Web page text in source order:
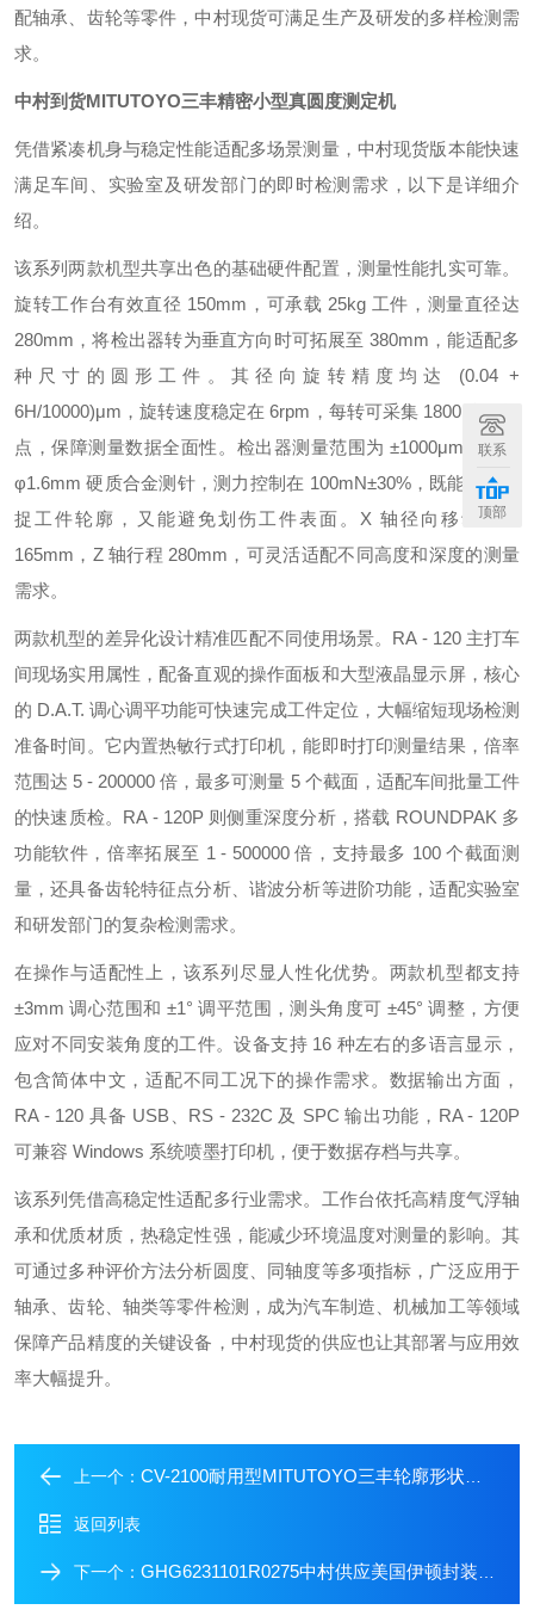
配轴承、齿轮等零件，中村现货可满足生产及研发的多样检测需
求。
中村到货MITUTOYO三丰精密小型真圆度测定机
凭借紧凑机身与稳定性能适配多场景测量，中村现货版本能快速
满足车间、实验室及研发部门的即时检测需求，以下是详细介
绍。
该系列两款机型共享出色的基础硬件配置，测量性能扎实可靠。
旋转工作台有效直径 150mm，可承载 25kg 工件，测量直径达
280mm，将检出器转为垂直方向时可拓展至 380mm，能适配多
种尺寸的圆形工件。其径向旋转精度均达 (0.04 +
6H/10000)μm，旋转速度稳定在 6rpm，每转可采集 1800 个数据
点，保障测量数据全面性。检出器测量范围为 ±1000μm，搭配
φ1.6mm 硬质合金测针，测力控制在 100mN±30%，既能精准捕
捉工件轮廓，又能避免划伤工件表面。X 轴径向移动量达
165mm，Z 轴行程 280mm，可灵活适配不同高度和深度的测量
需求。
两款机型的差异化设计精准匹配不同使用场景。RA - 120 主打车
间现场实用属性，配备直观的操作面板和大型液晶显示屏，核心
的 D.A.T. 调心调平功能可快速完成工件定位，大幅缩短现场检测
准备时间。它内置热敏行式打印机，能即时打印测量结果，倍率
范围达 5 - 200000 倍，最多可测量 5 个截面，适配车间批量工件
的快速质检。RA - 120P 则侧重深度分析，搭载 ROUNDPAK 多
功能软件，倍率拓展至 1 - 500000 倍，支持最多 100 个截面测
量，还具备齿轮特征点分析、谐波分析等进阶功能，适配实验室
和研发部门的复杂检测需求。
在操作与适配性上，该系列尽显人性化优势。两款机型都支持
±3mm 调心范围和 ±1° 调平范围，测头角度可 ±45° 调整，方便
应对不同安装角度的工件。设备支持 16 种左右的多语言显示，
包含简体中文，适配不同工况下的操作需求。数据输出方面，
RA - 120 具备 USB、RS - 232C 及 SPC 输出功能，RA - 120P
可兼容 Windows 系统喷墨打印机，便于数据存档与共享。
该系列凭借高稳定性适配多行业需求。工作台依托高精度气浮轴
承和优质材质，热稳定性强，能减少环境温度对测量的影响。其
可通过多种评价方法分析圆度、同轴度等多项指标，广泛应用于
轴承、齿轮、轴类等零件检测，成为汽车制造、机械加工等领域
保障产品精度的关键设备，中村现货的供应也让其部署与应用效
率大幅提升。
上一个： CV-2100耐用型MITUTOYO三丰轮廓形状测定机中村现货
返回列表
下一个： GHG6231101R0275中村供应美国伊顿封装式NEC微型断路器
联系
顶部